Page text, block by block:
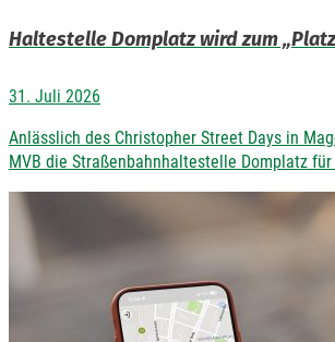
Haltestelle Domplatz wird zum
31. Juli 2026
Anlässlich des Christopher Street Days in
MVB die Straßenbahnhaltestelle Domplatz